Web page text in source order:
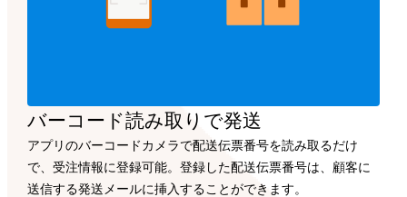
バーコード読み取りで発送
アプリのバーコードカメラで配送伝票番号を読み取るだけ
で、受注情報に登録可能。登録した配送伝票番号は、顧客に
送信する発送メールに挿入することができます。